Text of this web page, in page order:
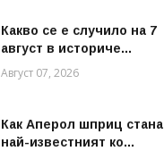
Какво се е случило на 7
август в историче...
Август 07, 2026
Как Аперол шприц стана
най-известният ко...